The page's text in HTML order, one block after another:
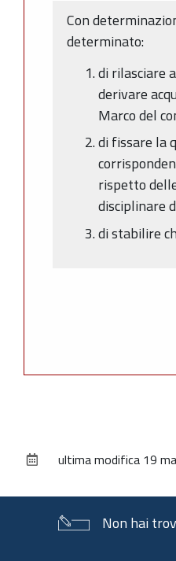
Con
determinato:
di rilasciare
derivare
Marco del
di fissare la
rispetto
disciplinare
di stabilire
documentoultima modifica 19
Non hai